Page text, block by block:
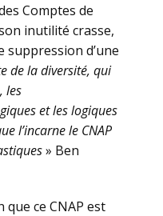
Comptes de
inutilité crasse,
d’une
de la diversité, qui
les
et les logiques
l’incarne le CNAP
» Ben
ce CNAP est